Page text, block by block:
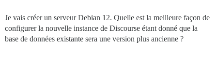
... coupé ...
création en mode 100644 templates/
Lanceur mis à jour, redémarrage...
Je vais créer un serveur Debian 12. Quelle est la meilleure façon de
configurer la nouvelle instance de Discourse étant donné que la
base de données existante sera une version plus ancienne ?